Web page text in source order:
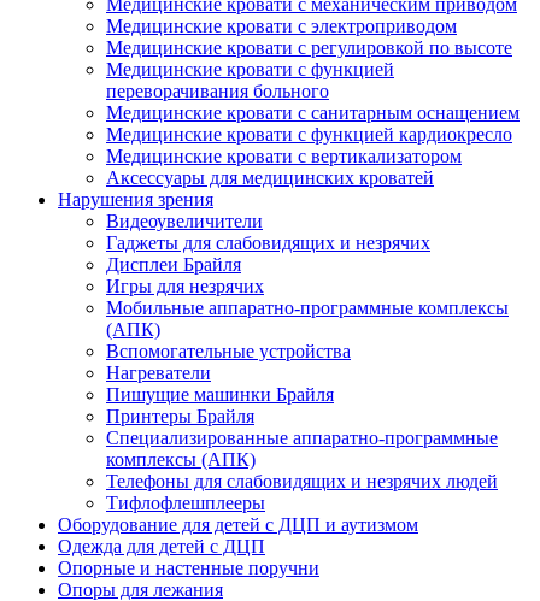
Медицинские кровати с механическим приводом
Медицинские кровати с электроприводом
Медицинские кровати с регулировкой по высоте
Медицинские кровати с функцией
переворачивания больного
Медицинские кровати с санитарным оснащением
Медицинские кровати с функцией кардиокресло
Медицинские кровати с вертикализатором
Аксессуары для медицинских кроватей
Нарушения зрения
Видеоувеличители
Гаджеты для слабовидящих и незрячих
Дисплеи Брайля
Игры для незрячих
Мобильные аппаратно-программные комплексы
(АПК)
Вспомогательные устройства
Нагреватели
Пишущие машинки Брайля
Принтеры Брайля
Специализированные аппаратно-программные
комплексы (АПК)
Телефоны для слабовидящих и незрячих людей
Тифлофлешплееры
Оборудование для детей с ДЦП и аутизмом
Одежда для детей с ДЦП
Опорные и настенные поручни
Опоры для лежания